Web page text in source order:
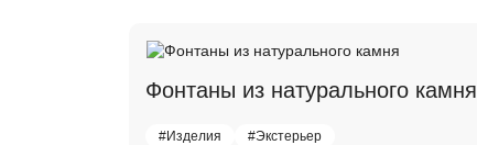
Фонтаны из натурального камня
#Изделия #Экстерьер